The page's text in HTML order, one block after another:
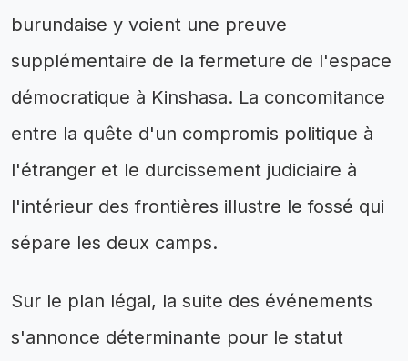
burundaise y voient une preuve
supplémentaire de la fermeture de l'espace
démocratique à Kinshasa. La concomitance
entre la quête d'un compromis politique à
l'étranger et le durcissement judiciaire à
l'intérieur des frontières illustre le fossé qui
sépare les deux camps.
Sur le plan légal, la suite des événements
s'annonce déterminante pour le statut